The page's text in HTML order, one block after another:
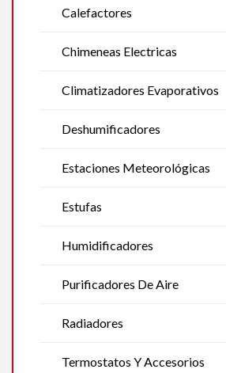
Calefactores
Chimeneas Electricas
Climatizadores Evaporativos
Deshumificadores
Estaciones Meteorológicas
Estufas
Humidificadores
Purificadores De Aire
Radiadores
Termostatos Y Accesorios